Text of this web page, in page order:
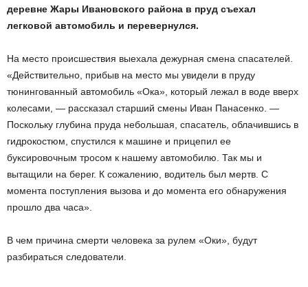
деревне Жары Ивановского района в пруд съехал
легковой автомобиль и перевернулся.
На место происшествия выехала дежурная смена спасателей.
«Действительно, прибыв на место мы увидели в пруду
тюнингованный автомобиль «Ока», который лежал в воде вверх
колесами, — рассказал старший смены Иван Панасенко. —
Поскольку глубина пруда небольшая, спасатель, облачившись в
гидрокостюм, спустился к машине и прицепил ее
буксировочным тросом к нашему автомобилю. Так мы и
вытащили на берег. К сожалению, водитель был мертв. С
момента поступления вызова и до момента его обнаружения
прошло два часа».
В чем причина смерти человека за рулем «Оки», будут
разбираться следователи.